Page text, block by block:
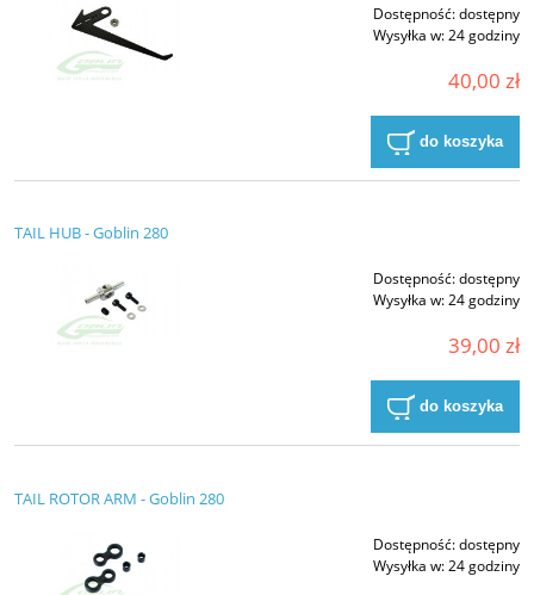
Dostępność:dostępny
Wysyłka w:24 godziny
40,00 zł
do koszyka
TAIL HUB - Goblin 280
Dostępność:dostępny
Wysyłka w:24 godziny
39,00 zł
do koszyka
TAIL ROTOR ARM - Goblin 280
Dostępność:dostępny
Wysyłka w:24 godziny